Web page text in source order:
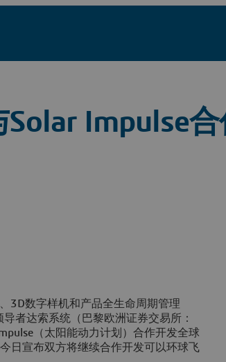
Impulse
数字样机和产品全生命周期管理
者达索系统（巴黎欧洲证券交易所：
（太阳能动力计划）合作开发全球
日宣布双方将继续合作开发可以环球飞